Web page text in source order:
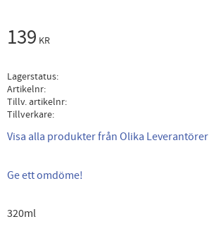
139 KR
Lagerstatus
Artikelnr
Tillv. artikelnr
Tillverkare
Visa alla produkter från Olika Leverantörer
Ge ett omdöme!
320ml